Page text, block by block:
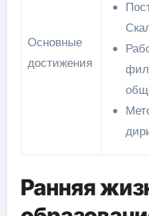
Основные
достижения
Ранняя